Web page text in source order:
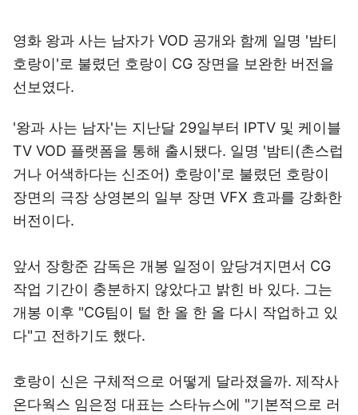
영화 왕과 사는 남자가 VOD 공개와 함께 일명 '밤티
호랑이'로 불렸던 호랑이 CG 장면을 보완한 버전을
선보였다.
'왕과 사는 남자'는 지난달 29일부터 IPTV 및 케이블
TV VOD 플랫폼을 통해 출시됐다. 일명 '밤티(촌스럽
거나 어색하다는 신조어) 호랑이'로 불렸던 호랑이
장면의 극장 상영본의 일부 장면 VFX 효과를 강화한
버전이다.
앞서 장항준 감독은 개봉 일정이 앞당겨지면서 CG
작업 기간이 충분하지 않았다고 밝힌 바 있다. 그는
개봉 이후 "CG팀이 털 한 올 한 올 다시 작업하고 있
다"고 전하기도 했다.
호랑이 신은 구체적으로 어떻게 달라졌을까. 제작사
온다웍스 임은정 대표는 스타뉴스에 "기본적으로 러